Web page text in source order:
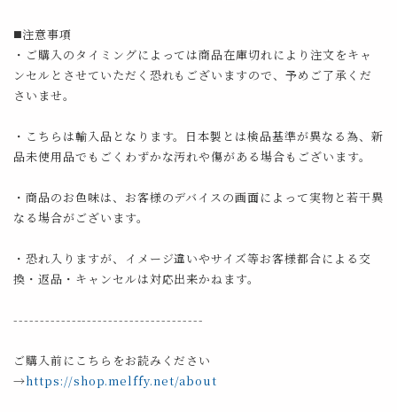
◼️注意事項
・ご購入のタイミングによっては商品在庫切れにより注文をキャ
ンセルとさせていただく恐れもございますので、予めご了承くだ
さいませ。
・こちらは輸入品となります。日本製とは検品基準が異なる為、新
品未使用品でもごくわずかな汚れや傷がある場合もございます。
・商品のお色味は、お客様のデバイスの画面によって実物と若干異
なる場合がございます。
・恐れ入りますが、イメージ違いやサイズ等お客様都合による交
換・返品・キャンセルは対応出来かねます。
------------------------------------
ご購入前にこちらをお読みください
→https://shop.melffy.net/about